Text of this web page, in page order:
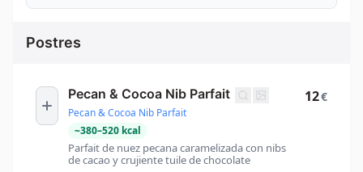
Postres
Pecan & Cocoa Nib Parfait
Pecan & Cocoa Nib Parfait
~380–520 kcal
Parfait de nuez pecana caramelizada con nibs
de cacao y crujiente tuile de chocolate
12€